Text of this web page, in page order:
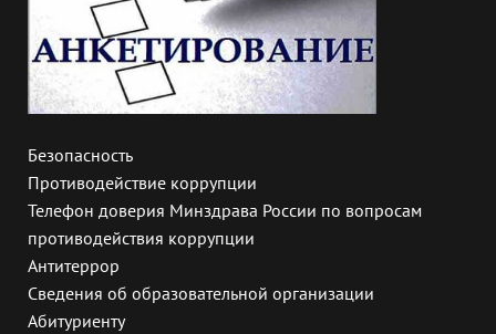
Безопасность
Противодействие коррупции
Телефон доверия Минздрава России по вопросам
противодействия коррупции
Антитеррор
Сведения об образовательной организации
Абитуриенту